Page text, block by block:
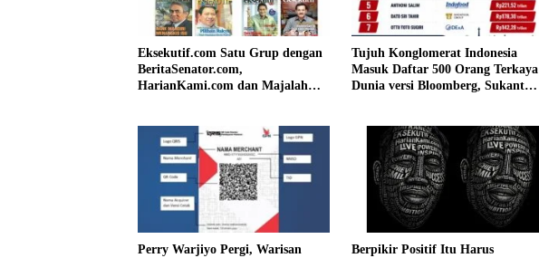
Eksekutif.com Satu Grup dengan
BeritaSenator.com,
HarianKami.com dan Majalah
Tujuh Konglomerat Indonesia
Masuk Daftar 500 Orang Terkaya
Dunia versi Bloomberg, Sukanto
Perry Warjiyo Pergi, Warisan
Berpikir Positif Itu Harus